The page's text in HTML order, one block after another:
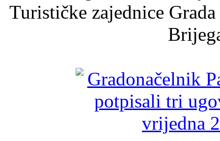
Turističke zajednice